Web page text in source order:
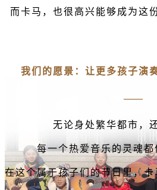
而卡马，也很高兴能够成为这
我们的愿景：让更多孩子演
——
无论身处繁华都市，
每一个热爱音乐的灵魂
在这个属于孩子们的节日里，